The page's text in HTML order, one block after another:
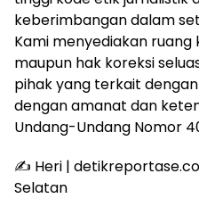
keberimbangan dalam
Kami menyediakan ruang
maupun hak koreksi
pihak yang terkait
dengan amanat dan
Undang-Undang Nomor
​✍️ Heri |
Selatan